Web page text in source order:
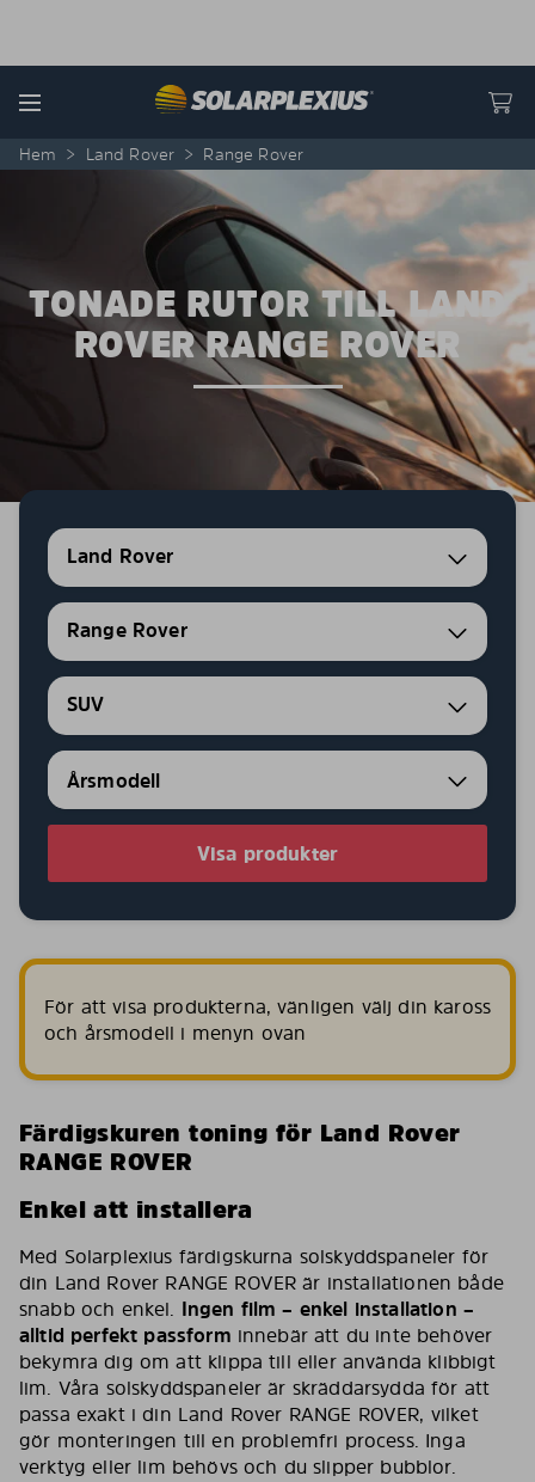
Menu
Hem > Land Rover > Range Rover
TONADE RUTOR TILL LAND
ROVER RANGE ROVER
Land Rover
Range Rover
SUV
Visa produkter
För att visa produkterna, vänligen välj din kaross
och årsmodell i menyn ovan
Färdigskuren toning för Land Rover
RANGE ROVER
Enkel att installera
Med Solarplexius färdigskurna solskyddspaneler för
din Land Rover RANGE ROVER är installationen både
snabb och enkel. Ingen film – enkel installation –
alltid perfekt passform innebär att du inte behöver
bekymra dig om att klippa till eller använda klibbigt
lim. Våra solskyddspaneler är skräddarsydda för att
passa exakt i din Land Rover RANGE ROVER, vilket
gör monteringen till en problemfri process. Inga
verktyg eller lim behövs och du slipper bubblor.